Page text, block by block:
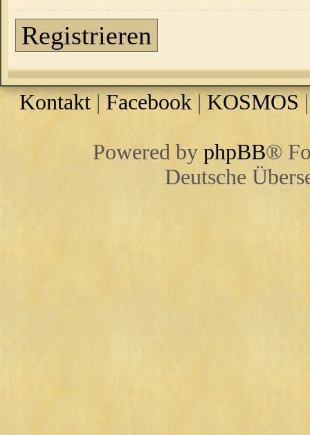
Registrieren
Kontakt | Facebook |KOSMOS
Powered by phpBB®
Deutsche